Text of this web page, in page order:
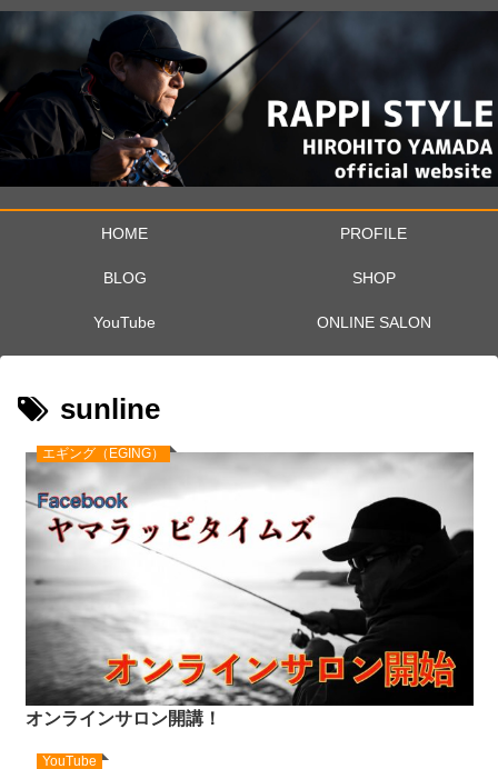
HOME PROFILE
BLOG SHOP
YouTube ONLINE SALON
sunline
エギング（EGING）
オンラインサロン開講！
YouTube